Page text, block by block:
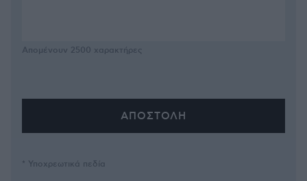
Απομένουν 2500 χαρακτήρες
* Υποχρεωτικά πεδία